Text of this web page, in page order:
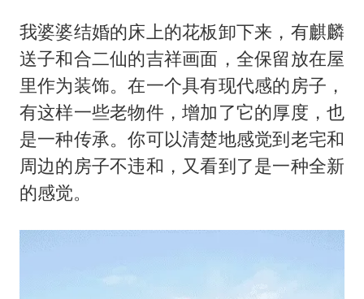
我婆婆结婚的床上的花板卸下来，有麒麟
送子和合二仙的吉祥画面，全保留放在屋
里作为装饰。在一个具有现代感的房子，
有这样一些老物件，增加了它的厚度，也
是一种传承。你可以清楚地感觉到老宅和
周边的房子不违和，又看到了是一种全新
的感觉。